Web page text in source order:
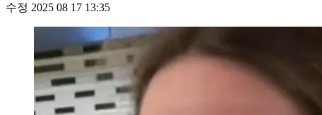
수정 2025 08 17 13:35